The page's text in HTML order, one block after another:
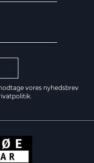
vores nyhedsbrev